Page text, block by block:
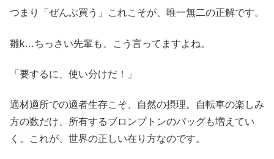
つまり「ぜんぶ買う」これこそが、唯一無二の正解です。
雛k…ちっさい先輩も、こう言ってますよね。
「要するに、使い分けだ！」
適材適所での適者生存こそ、自然の摂理。自転車の楽しみ
方の数だけ、所有するブロンプトンのバッグも増えてい
く。これが、世界の正しい在り方なのです。